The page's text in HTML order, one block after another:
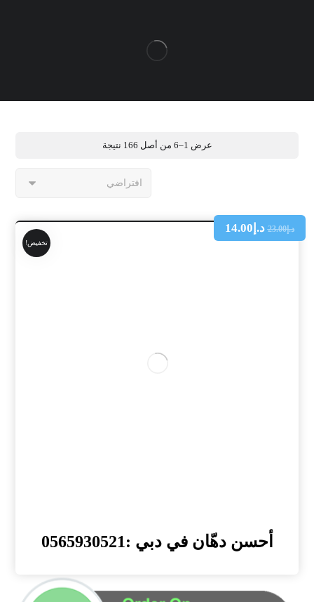
عرض 1–6 من أصل 166 نتيجة
تخفيض!
أحسن دهّان في دبي :0565930521
د.إ23.00 د.إ 14.00